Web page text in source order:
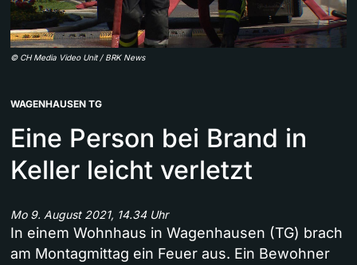
© CH Media Video Unit / BRK News
WAGENHAUSEN TG
Eine Person bei Brand in
Keller leicht verletzt
Mo 9. August 2021, 14.34 Uhr
In einem Wohnhaus in Wagenhausen (TG) brach
am Montagmittag ein Feuer aus. Ein Bewohner